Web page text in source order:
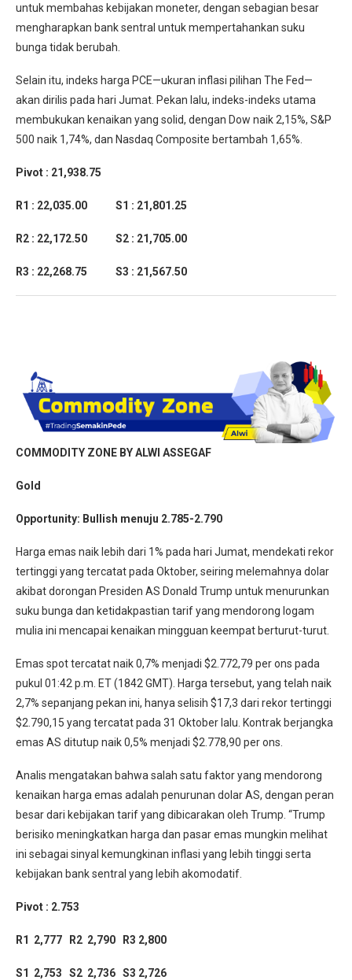
untuk membahas kebijakan moneter, dengan sebagian besar
mengharapkan bank sentral untuk mempertahankan suku
bunga tidak berubah.
Selain itu, indeks harga PCE—ukuran inflasi pilihan The Fed—
akan dirilis pada hari Jumat. Pekan lalu, indeks-indeks utama
membukukan kenaikan yang solid, dengan Dow naik 2,15%, S&P
500 naik 1,74%, dan Nasdaq Composite bertambah 1,65%.
Pivot : 21,938.75
R1 : 22,035.00 S1 : 21,801.25
R2 : 22,172.50 S2 : 21,705.00
R3 : 22,268.75 S3 : 21,567.50
COMMODITY ZONE BY ALWI ASSEGAF
Gold
Opportunity: Bullish menuju 2.785-2.790
Harga emas naik lebih dari 1% pada hari Jumat, mendekati rekor
tertinggi yang tercatat pada Oktober, seiring melemahnya dolar
akibat dorongan Presiden AS Donald Trump untuk menurunkan
suku bunga dan ketidakpastian tarif yang mendorong logam
mulia ini mencapai kenaikan mingguan keempat berturut-turut.
Emas spot tercatat naik 0,7% menjadi $2.772,79 per ons pada
pukul 01:42 p.m. ET (1842 GMT). Harga tersebut, yang telah naik
2,7% sepanjang pekan ini, hanya selisih $17,3 dari rekor tertinggi
$2.790,15 yang tercatat pada 31 Oktober lalu. Kontrak berjangka
emas AS ditutup naik 0,5% menjadi $2.778,90 per ons.
Analis mengatakan bahwa salah satu faktor yang mendorong
kenaikan harga emas adalah penurunan dolar AS, dengan peran
besar dari kebijakan tarif yang dibicarakan oleh Trump. “Trump
berisiko meningkatkan harga dan pasar emas mungkin melihat
ini sebagai sinyal kemungkinan inflasi yang lebih tinggi serta
kebijakan bank sentral yang lebih akomodatif.
Pivot : 2.753
R1 2,777 R2 2,790 R3 2,800
S1 2,753 S2 2,736 S3 2,726